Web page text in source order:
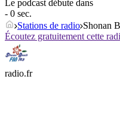
Le podcast débute dans
- 0 sec.
Stations de radio Shonan
Écoutez gratuitement cette
radio.fr